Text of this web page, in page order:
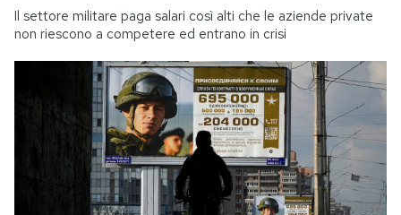
Il settore militare paga salari così alti che le aziende private
non riescono a competere ed entrano in crisi